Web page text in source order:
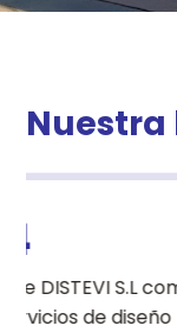
DISTEVI S.L
de diseño